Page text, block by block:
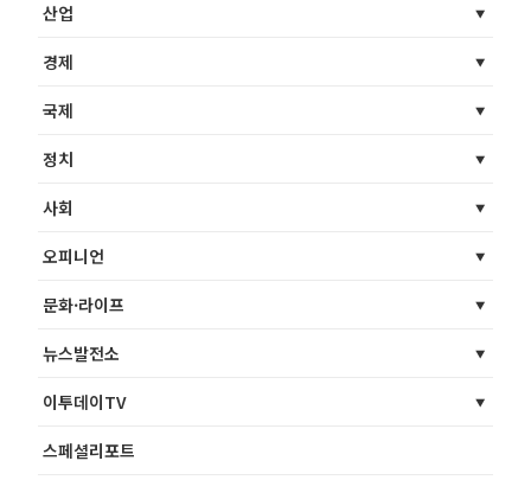
산업
경제
국제
정치
사회
오피니언
문화·라이프
뉴스발전소
이투데이TV
스페셜리포트